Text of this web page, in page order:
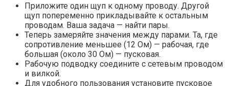
Приложите один щуп к одному проводу. Другой
щуп попеременно прикладывайте к остальным
проводам. Ваша задача — найти пары.
Теперь замеряйте значения между парами. Та, где
сопротивление меньшее (12 Ом) — рабочая, где
большая (около 30 Ом) — пусковая.
Рабочую подводку соедините с сетевым проводом
и вилкой.
Для удобного пользования установите пусковое